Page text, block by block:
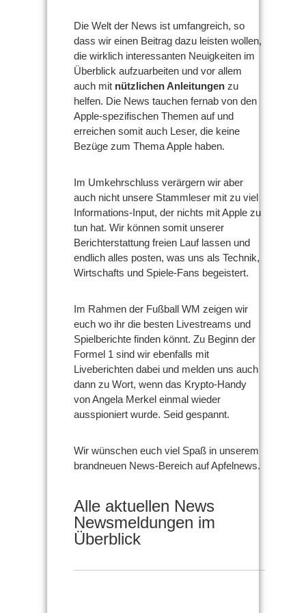
Die Welt der News ist umfangreich, so
dass wir einen Beitrag dazu leisten wollen,
die wirklich interessanten Neuigkeiten im
Überblick aufzuarbeiten und vor allem
auch mit nützlichen Anleitungen zu
helfen. Die News tauchen fernab von den
Apple-spezifischen Themen auf und
erreichen somit auch Leser, die keine
Bezüge zum Thema Apple haben.
Im Umkehrschluss verärgern wir aber
auch nicht unsere Stammleser mit zu viel
Informations-Input, der nichts mit Apple zu
tun hat. Wir können somit unserer
Berichterstattung freien Lauf lassen und
endlich alles posten, was uns als Technik,
Wirtschafts und Spiele-Fans begeistert.
Im Rahmen der Fußball WM zeigen wir
euch wo ihr die besten Livestreams und
Spielberichte finden könnt. Zu Beginn der
Formel 1 sind wir ebenfalls mit
Liveberichten dabei und melden uns auch
dann zu Wort, wenn das Krypto-Handy
von Angela Merkel einmal wieder
ausspioniert wurde. Seid gespannt.
Wir wünschen euch viel Spaß in unserem
brandneuen News-Bereich auf Apfelnews.
Alle aktuellen News
Newsmeldungen im
Überblick